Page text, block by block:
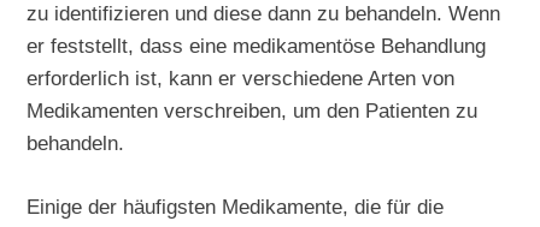
zu identifizieren und diese dann zu behandeln. Wenn
er feststellt, dass eine medikamentöse Behandlung
erforderlich ist, kann er verschiedene Arten von
Medikamenten verschreiben, um den Patienten zu
behandeln.
Einige der häufigsten Medikamente, die für die